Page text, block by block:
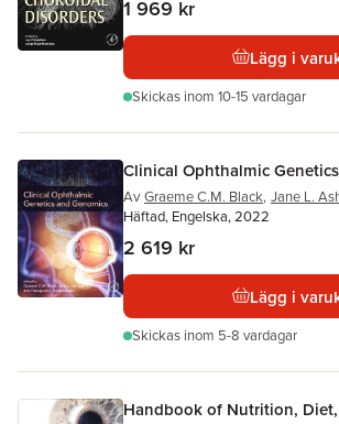
1 969 kr
Lägg i
Skickas inom 10-15 vardagar
Clinical Ophthalmic
Av Graeme C.M. Black, Jane L.
Häftad, Engelska, 2022
2 619 kr
Lägg i
Skickas inom 5-8 vardagar
Handbook of Nutrition,